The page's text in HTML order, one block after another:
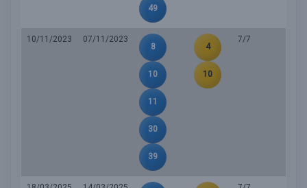
49
10/11/2023
07/11/2023
8
10
11
30
39
4
10
7/7